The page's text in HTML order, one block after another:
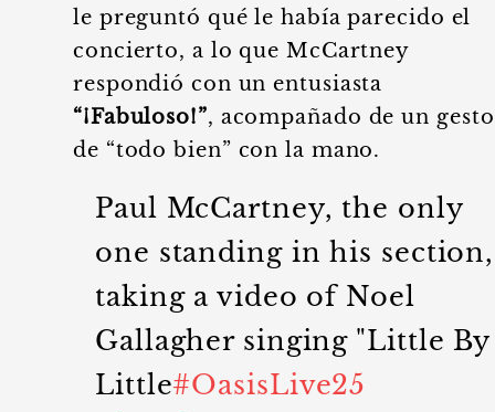
le preguntó qué le había parecido el
concierto, a lo que McCartney
respondió con un entusiasta
“¡Fabuloso!”, acompañado de un gesto
de “todo bien” con la mano.
Paul McCartney, the only
one standing in his section,
taking a video of Noel
Gallagher singing "Little By
Little#OasisLive25